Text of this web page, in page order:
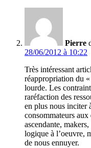
Pierre
28/06/2012 à 10:22
Très intéressant
réappropriation du
lourde. Les
raréfaction des
en plus nous inciter
consommateurs
ascendante,
logique à l’oeuvre,
de nous ennuyer.